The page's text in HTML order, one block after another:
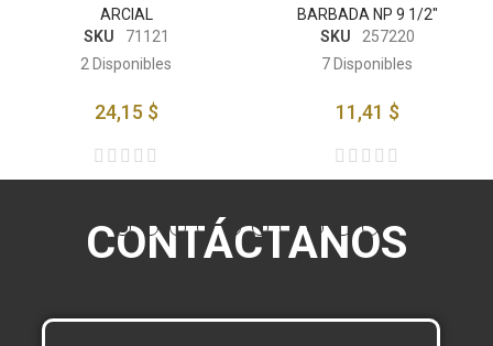
ARCIAL
SKU
71121
2 Disponibles
24,15 $
BARBADA NP 9 1/2"
SKU
257220
7Disponibles
11,41 $
CONTÁCTANOS